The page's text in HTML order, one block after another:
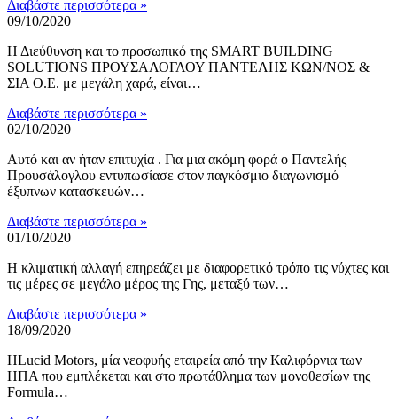
Διαβάστε περισσότερα »
09/10/2020
Η Διεύθυνση και το προσωπικό της SMART BUILDING
SOLUTIONS ΠΡΟΥΣΑΛΟΓΛΟΥ ΠΑΝΤΕΛΗΣ ΚΩΝ/ΝΟΣ &
ΣΙΑ Ο.Ε. με μεγάλη χαρά, είναι…
Διαβάστε περισσότερα »
02/10/2020
Αυτό και αν ήταν επιτυχία . Για μια ακόμη φορά ο Παντελής
Προυσάλογλου εντυπωσίασε στον παγκόσμιο διαγωνισμό
έξυπνων κατασκευών…
Διαβάστε περισσότερα »
01/10/2020
Η κλιματική αλλαγή επηρεάζει με διαφορετικό τρόπο τις νύχτες και
τις μέρες σε μεγάλο μέρος της Γης, μεταξύ των…
Διαβάστε περισσότερα »
18/09/2020
HLucid Motors, μία νεοφυής εταιρεία από την Καλιφόρνια των
ΗΠA που εμπλέκεται και στο πρωτάθλημα των μονοθεσίων της
Formula…